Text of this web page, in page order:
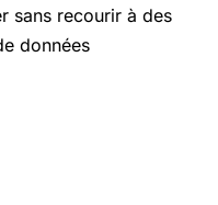
sans recourir à des
données